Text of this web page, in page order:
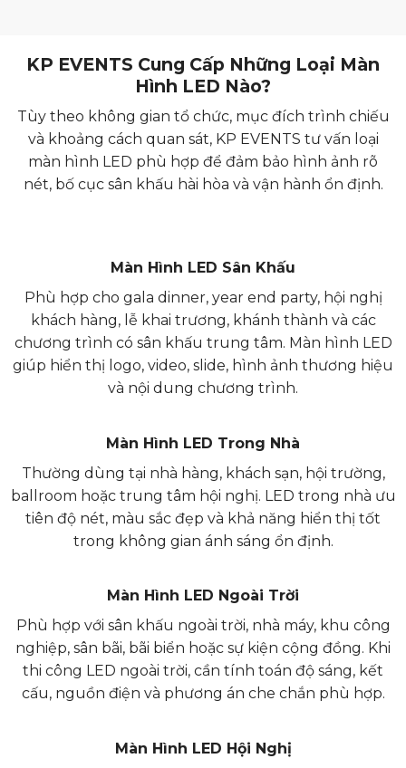
KP EVENTS Cung Cấp Những Loại Màn
Hình LED Nào?
Tùy theo không gian tổ chức, mục đích trình chiếu
và khoảng cách quan sát, KP EVENTS tư vấn loại
màn hình LED phù hợp để đảm bảo hình ảnh rõ
nét, bố cục sân khấu hài hòa và vận hành ổn định.
Màn Hình LED Sân Khấu
Phù hợp cho gala dinner, year end party, hội nghị
khách hàng, lễ khai trương, khánh thành và các
chương trình có sân khấu trung tâm. Màn hình LED
giúp hiển thị logo, video, slide, hình ảnh thương hiệu
và nội dung chương trình.
Màn Hình LED Trong Nhà
Thường dùng tại nhà hàng, khách sạn, hội trường,
ballroom hoặc trung tâm hội nghị. LED trong nhà ưu
tiên độ nét, màu sắc đẹp và khả năng hiển thị tốt
trong không gian ánh sáng ổn định.
Màn Hình LED Ngoài Trời
Phù hợp với sân khấu ngoài trời, nhà máy, khu công
nghiệp, sân bãi, bãi biển hoặc sự kiện cộng đồng. Khi
thi công LED ngoài trời, cần tính toán độ sáng, kết
cấu, nguồn điện và phương án che chắn phù hợp.
Màn Hình LED Hội Nghị